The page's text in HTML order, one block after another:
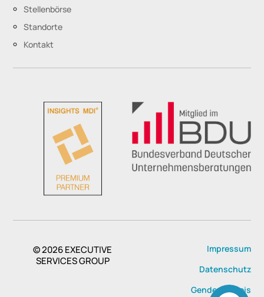
Stellenbörse
Standorte
Kontakt
© 2026EXECUTIVE
SERVICES GROUP
Impressum
Datenschutz
Genderhinweis